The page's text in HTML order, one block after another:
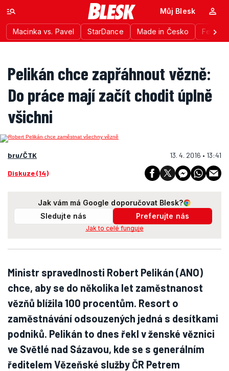
Macinka vs. Pavel StarDance Made in Česko
Můj Blesk
Pelikán chce zapřáhnout vězně:
Do práce mají začít chodit úplně
všichni
bru/ČTK 13. 4. 2016 • 13:41
Diskuze (14)
Jak vám má Google doporučovat Blesk?
Sledujte nás
Preferujte nás
Jak to celé funguje
Ministr spravedlnosti Robert Pelikán (ANO)
chce, aby se do několika let zaměstnanost
vězňů blížila 100 procentům. Resort o
zaměstnávání odsouzených jedná s desítkami
podniků. Pelikán to dnes řekl v ženské věznici
ve Světlé nad Sázavou, kde se s generálním
ředitelem Vězeňské služby ČR Petrem